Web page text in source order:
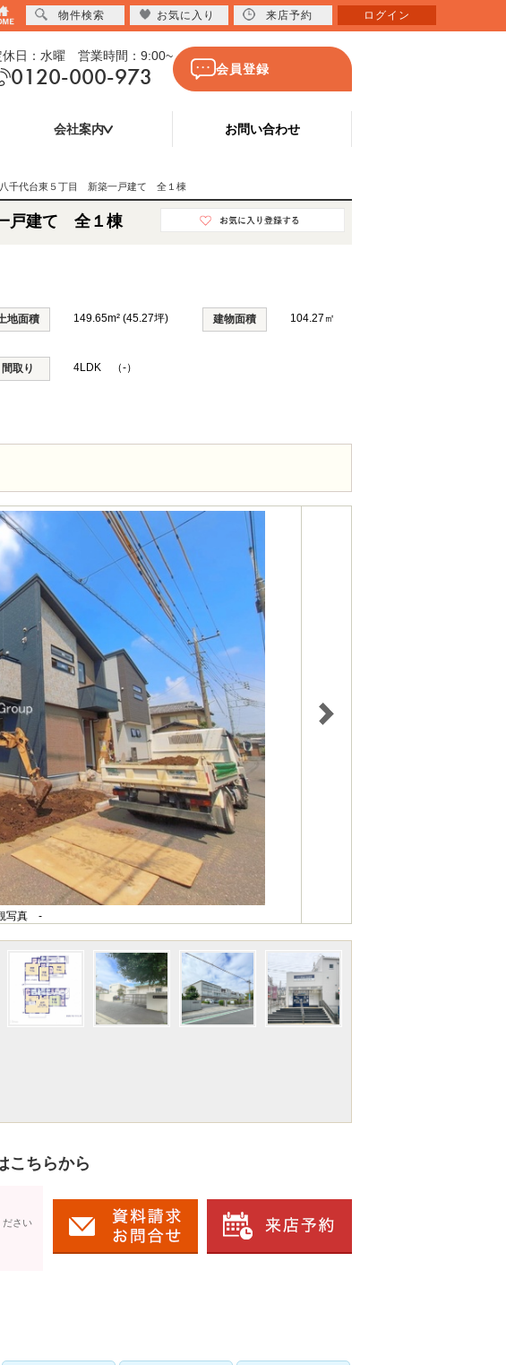
休日：水曜 営業時間：9:00~
0120-000-973 会員登録
会社案内 お問い合わせ
八千代台東５丁目 新築一戸建て 全１棟
戸建て 全１棟
地面積 149.65m² (45.27坪) 建物面積 104.27㎡
間取り 4LDK （-）
写真 -
こちらから
ださい
物件検索 お気に入り 来店予約 ログイン